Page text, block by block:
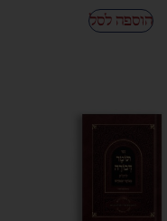
הוספה לסל